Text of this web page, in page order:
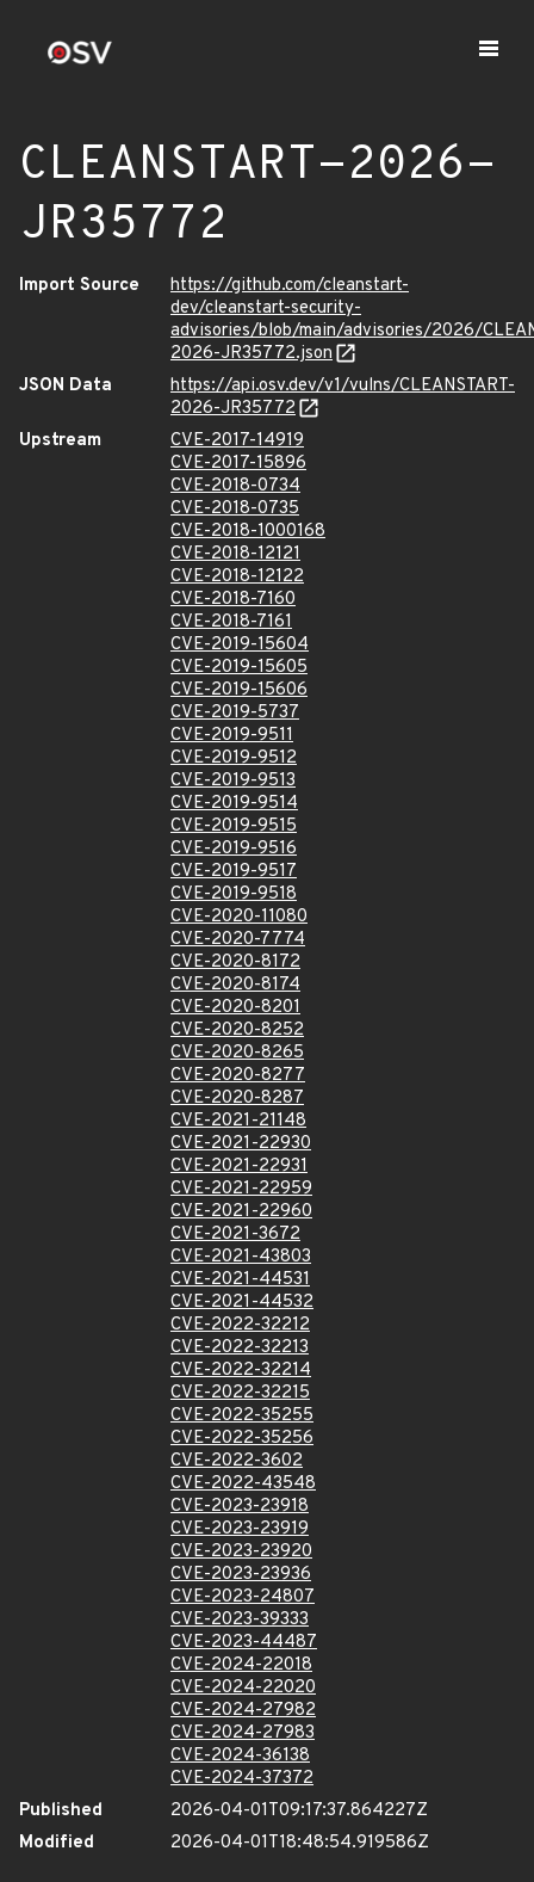
CLEANSTART-2026-
JR35772
Import Source
https://github.com/cleanstart-
dev/cleanstart-security-
advisories/blob/main/advisories/2026/
2026-JR35772.json
JSON Data
https://api.osv.dev/v1/vulns/CLEANSTART-
2026-JR35772
Upstream
CVE-2017-14919
CVE-2017-15896
CVE-2018-0734
CVE-2018-0735
CVE-2018-1000168
CVE-2018-12121
CVE-2018-12122
CVE-2018-7160
CVE-2018-7161
CVE-2019-15604
CVE-2019-15605
CVE-2019-15606
CVE-2019-5737
CVE-2019-9511
CVE-2019-9512
CVE-2019-9513
CVE-2019-9514
CVE-2019-9515
CVE-2019-9516
CVE-2019-9517
CVE-2019-9518
CVE-2020-11080
CVE-2020-7774
CVE-2020-8172
CVE-2020-8174
CVE-2020-8201
CVE-2020-8252
CVE-2020-8265
CVE-2020-8277
CVE-2020-8287
CVE-2021-21148
CVE-2021-22930
CVE-2021-22931
CVE-2021-22959
CVE-2021-22960
CVE-2021-3672
CVE-2021-43803
CVE-2021-44531
CVE-2021-44532
CVE-2022-32212
CVE-2022-32213
CVE-2022-32214
CVE-2022-32215
CVE-2022-35255
CVE-2022-35256
CVE-2022-3602
CVE-2022-43548
CVE-2023-23918
CVE-2023-23919
CVE-2023-23920
CVE-2023-23936
CVE-2023-24807
CVE-2023-39333
CVE-2023-44487
CVE-2024-22018
CVE-2024-22020
CVE-2024-27982
CVE-2024-27983
CVE-2024-36138
CVE-2024-37372
Published
2026-04-01T09:17:37.864227Z
Modified
2026-04-01T18:48:54.919586Z